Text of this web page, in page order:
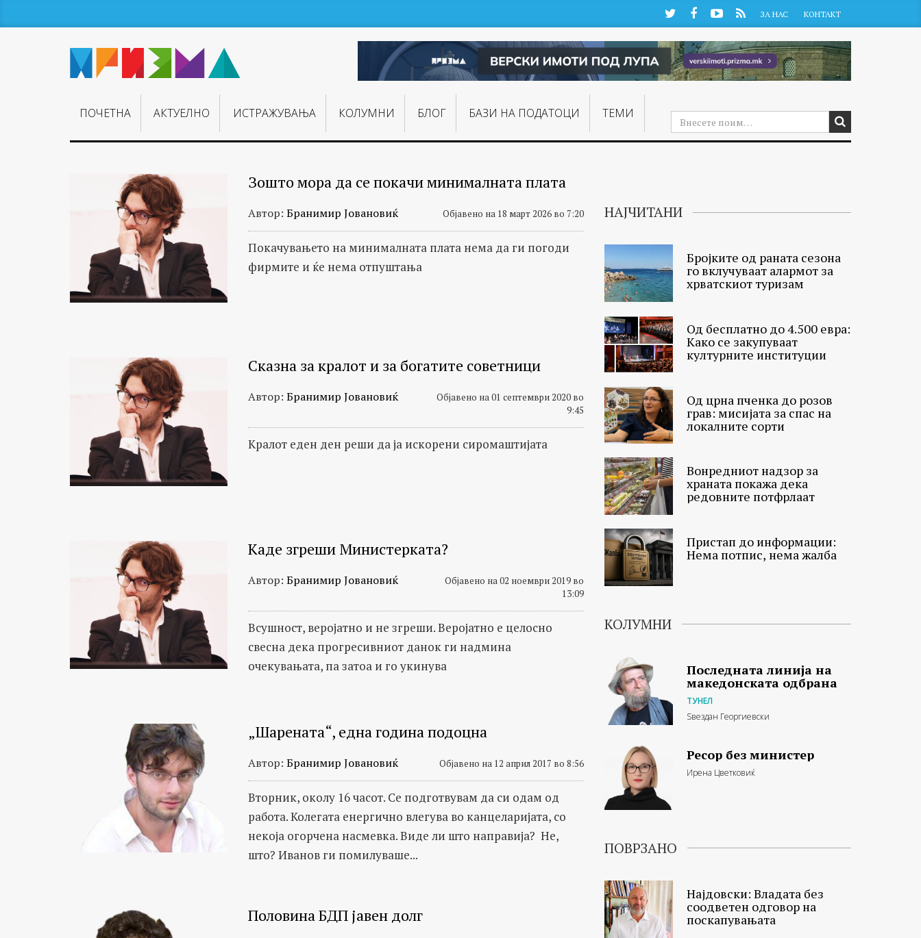
TwitterFacebookYouTube
RSS ЗА НАС КОНТАКТ
ПОЧЕТНА АКТУЕЛНО ИСТРАЖУВАЊA КОЛУМНИ БЛОГ БАЗИ НА ПОДАТОЦИ ТЕМИ
Зошто мора да се покачи минималната плата
Автор: Бранимир Јовановиќ Објавено на 18 март 2026 во 7:20
Покачувањето на минималната плата нема да ги погоди
фирмите и ќе нема отпуштања
Сказна за кралот и за богатите советници
Автор: Бранимир Јовановиќ
Објавено на 01 септември 2020 во
9:45
Кралот еден ден реши да ја искорени сиромаштијата
Каде згреши Министерката?
Автор: Бранимир Јовановиќ
Објавено на 02 ноември 2019 во
13:09
Всушност, веројатно и не згреши. Веројатно е целосно
свесна дека прогресивниот данок ги надмина
очекувањата, па затоа и го укинува
„Шарената“, една година подоцна
Автор: Бранимир Јовановиќ Објавено на 12 април 2017 во 8:56
Вторник, околу 16 часот. Се подготвувам да си одам од
работа. Колегата енергично влегува во канцеларијата, со
некоја огорчена насмевка. Виде ли што направија? Не,
што? Иванов ги помилуваше...
Половина БДП јавен долг
НАЈЧИТАНИ
Бројките од раната сезона
го вклучуваат алармот за
хрватскиот туризам
Од бесплатно до 4.500 евра:
Како се закупуваат
културните институции
Од црна пченка до розов
грав: мисијата за спас на
локалните сорти
Вонредниот надзор за
храната покажа дека
редовните потфрлаат
Пристап до информации:
Нема потпис, нема жалба
КОЛУМНИ
Последната линија на
македонската одбрана
ТУНЕЛ
Ѕвездан Георгиевски
Ресор без министер
Ирена Цветковиќ
ПОВРЗАНО
Најдовски: Владата без
соодветен одговор на
поскапувањата